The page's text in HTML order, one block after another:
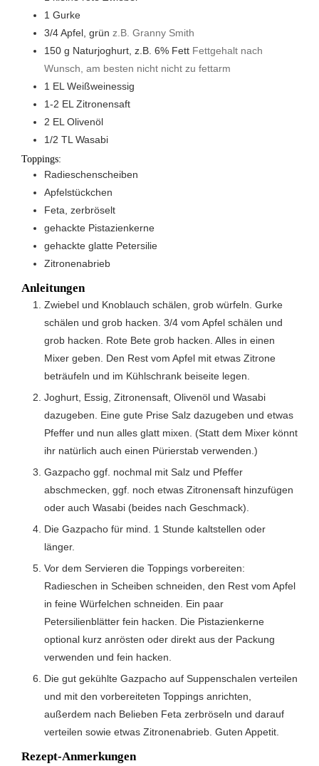
1 Gurke
3/4Apfel, grün z.B. Granny Smith
150 g Naturjoghurt, z.B. 6% Fett Fettgehalt nach
Wunsch, am besten nicht nicht zu fettarm
1 EL Weißweinessig
1-2 EL Zitronensaft
2 EL Olivenöl
1/2 TL Wasabi
Toppings:
Radieschenscheiben
Apfelstückchen
Feta, zerbröselt
gehackte Pistazienkerne
gehackte glatte Petersilie
Zitronenabrieb
Anleitungen
Zwiebel und Knoblauch schälen, grob würfeln. Gurke
schälen und grob hacken. 3/4 vom Apfel schälen und
grob hacken. Rote Bete grob hacken. Alles in einen
Mixer geben. Den Rest vom Apfel mit etwas Zitrone
beträufeln und im Kühlschrank beiseite legen.
Joghurt, Essig, Zitronensaft, Olivenöl und Wasabi
dazugeben. Eine gute Prise Salz dazugeben und etwas
Pfeffer und nun alles glatt mixen. (Statt dem Mixer könnt
ihr natürlich auch einen Pürierstab verwenden.)
Gazpacho ggf. nochmal mit Salz und Pfeffer
abschmecken, ggf. noch etwas Zitronensaft hinzufügen
oder auch Wasabi (beides nach Geschmack).
Die Gazpacho für mind. 1 Stunde kaltstellen oder
länger.
Vor dem Servieren die Toppings vorbereiten:
Radieschen in Scheiben schneiden, den Rest vom Apfel
in feine Würfelchen schneiden. Ein paar
Petersilienblätter fein hacken. Die Pistazienkerne
optional kurz anrösten oder direkt aus der Packung
verwenden und fein hacken.
Die gut gekühlte Gazpacho auf Suppenschalen verteilen
und mit den vorbereiteten Toppings anrichten,
außerdem nach Belieben Feta zerbröseln und darauf
verteilen sowie etwas Zitronenabrieb. Guten Appetit.
Rezept-Anmerkungen